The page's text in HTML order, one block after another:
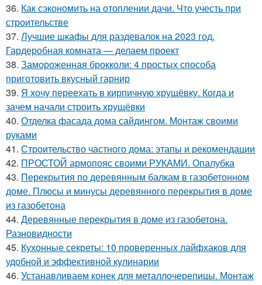
36. Как сэкономить на отоплении дачи. Что учесть при
строительстве
37. Лучшие шкафы для раздевалок на 2023 год.
Гардеробная комната — делаем проект
38. Замороженная брокколи: 4 простых способа
приготовить вкусный гарнир
39. Я хочу переехать в кирпичную хрущёвку. Когда и
зачем начали строить хрущёвки
40. Отделка фасада дома сайдингом. Монтаж своими
руками
41. Строительство частного дома: этапы и рекомендации
42. ПРОСТОЙ армопояс своими РУКАМИ. Опалубка
43. Перекрытия по деревянным балкам в газобетонном
доме. Плюсы и минусы деревянного перекрытия в доме
из газобетона
44. Деревянные перекрытия в доме из газобетона.
Разновидности
45. Кухонные секреты: 10 проверенных лайфхаков для
удобной и эффективной кулинарии
46. Устанавливаем конек для металлочерепицы. Монтаж